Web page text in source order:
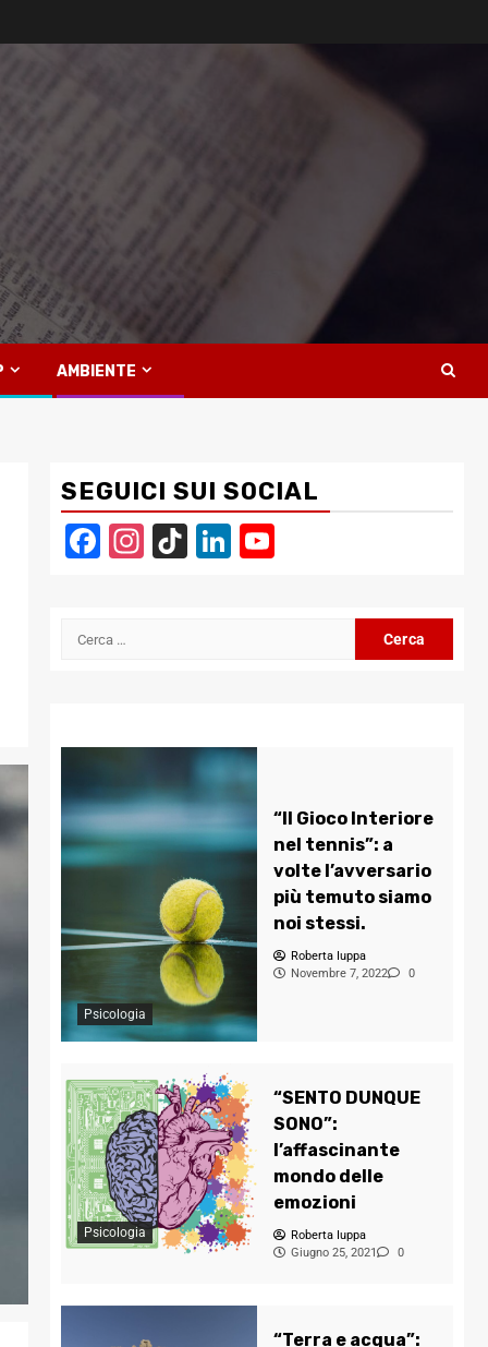
AMBIENTE
SEGUICI SUI SOCIAL
Facebook
Instagram
TikTokLinkedIn
Ricerca
Psicologia
“Il Gioco Interiore
nel tennis”: a
volte l’avversario
più temuto siamo
noi stessi.
Roberta Iuppa
Novembre 7, 2022
0
Psicologia
“SENTO DUNQUE
SONO”:
l’affascinante
mondo delle
emozioni
Roberta Iuppa
Giugno 25, 2021
0
“Terra e acqua”: